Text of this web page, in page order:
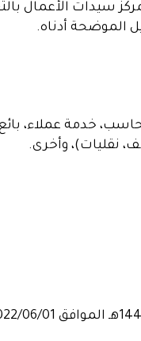
سيدات الأعمال
الموضحة أدناه.
خدمة عملاء،
نقليات)، وأخرى.